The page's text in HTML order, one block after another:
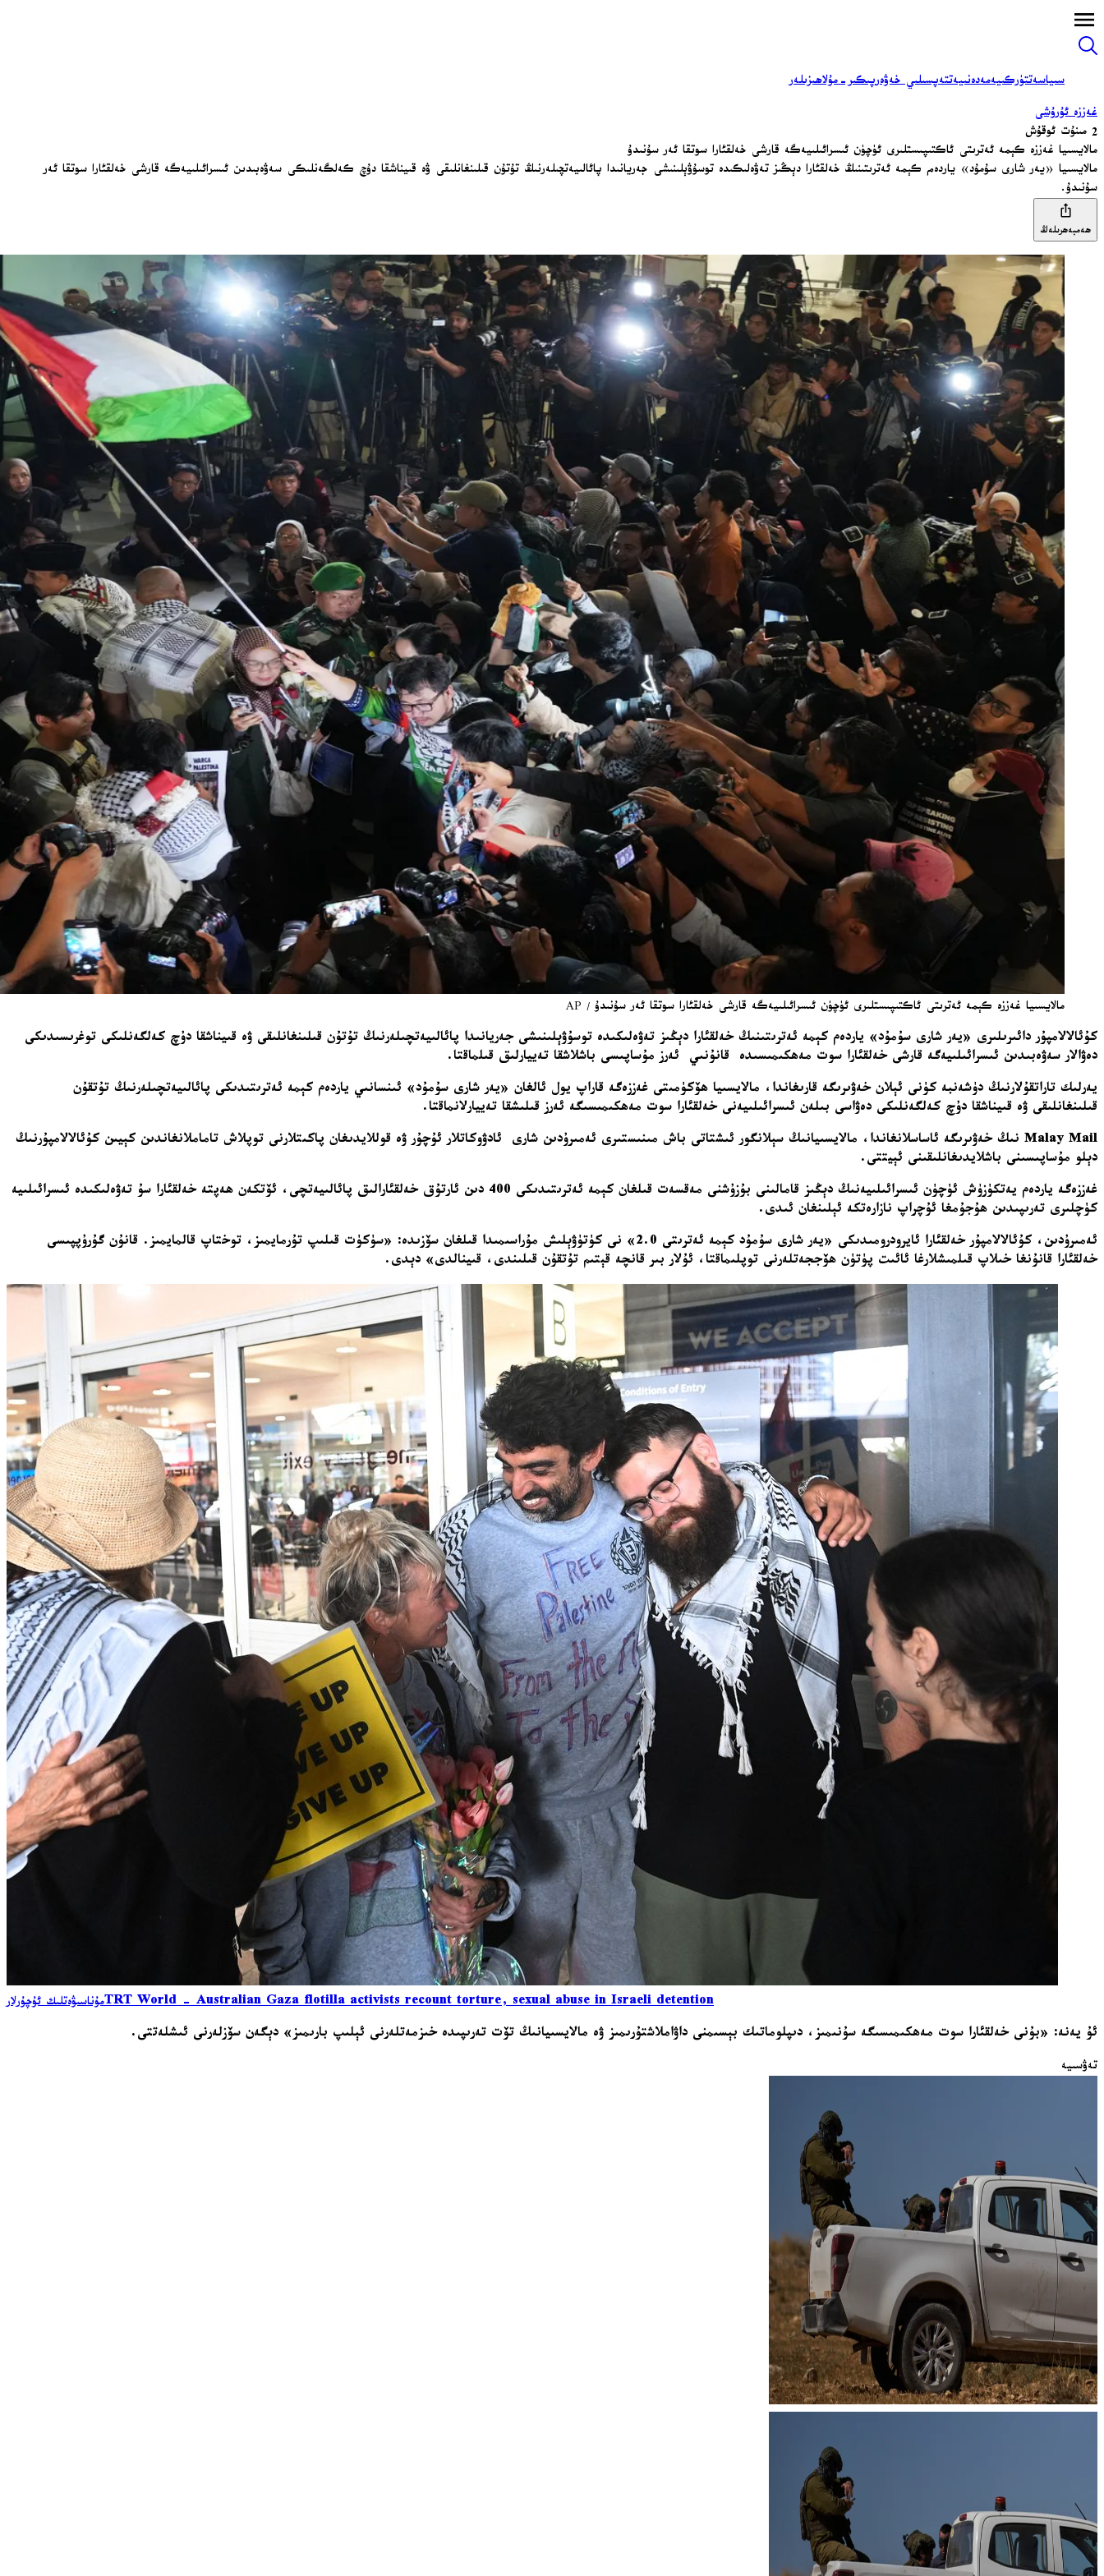
سىياسەتتۈركىيەمەدەنىيەتتەپسىلىي خەۋەرپىكىر-مۇلاھىزىلەر
غەززە ئۇرۇشى
2 مىنۇت ئوقۇش
مالايسىيا غەززە كېمە ئەترىتى ئاكتىپىستلىرى ئۈچۈن ئىسرائىلىيەگە قارشى خەلقئارا سوتقا ئەر سۇنىدۇ
مالايسىيا «يەر شارى سۇمۇد» ياردەم كېمە ئەترىتىنىڭ خەلقئارا دېڭىز تەۋەلىكىدە توسۇۋېلىنىشى جەريانىدا پائالىيەتچىلەرنىڭ تۇتۇن قىلىنغانلىقى ۋە قىيناشقا دۇچ كەلگەنلىكى سەۋەبىدىن ئىسرائىلىيەگە قارشى خەلقئارا سوتقا ئەر
سۇنىدۇ.
ھەمبەھرىلەڭ
مالايسىيا غەززە كېمە ئەترىتى ئاكتىپىستلىرى ئۈچۈن ئىسرائىلىيەگە قارشى خەلقئارا سوتقا ئەر سۇنىدۇ / AP
كۇئالالامپۇر دائىرىلىرى «يەر شارى سۇمۇد» ياردەم كېمە ئەترىتىنىڭ خەلقئارا دېڭىز تەۋەلىكىدە توسۇۋېلىنىشى جەريانىدا پائالىيەتچىلەرنىڭ تۇتۇن قىلىنغانلىقى ۋە قىيناشقا دۇچ كەلگەنلىكى توغرىسىدىكى
دەۋالار سەۋەبىدىن ئىسرائىلىيەگە قارشى خەلقئارا سوت مەھكىمىسىدە قانۇنىي ئەرز مۇساپىسى باشلاشقا تەييارلىق قىلماقتا.
يەرلىك تاراتقۇلارنىڭ دۈشەنبە كۈنى ئېلان خەۋىرىگە قارىغاندا، مالايسىيا ھۆكۈمىتى غەززەگە قاراپ يول ئالغان «يەر شارى سۇمۇد» ئىنسانىي ياردەم كېمە ئەترىتىدىكى پائالىيەتچىلەرنىڭ تۇتقۇن
قىلىنغانلىقى ۋە قىيناشقا دۇچ كەلگەنلىكى دەۋاسى بىلەن ئىسرائىلىيەنى خەلقئارا سوت مەھكىمىسىگە ئەرز قىلىشقا تەييارلانماقتا.
Malay Mail نىڭ خەۋىرىگە ئاساسلانغاندا، مالايسىيانىڭ سېلانگور ئىشتاتى باش مىنىستىرى ئەمىرۇدىن شارى ئادۋوكاتلار ئۇچۇر ۋە قوللايدىغان پاكىتلارنى توپلاش تاماملانغاندىن كېيىن كۇئالالامپۇرنىڭ
دېلو مۇساپىسىنى باشلايدىغانلىقىنى ئېيتتى.
غەززەگە ياردەم يەتكۈزۈش ئۈچۈن ئىسرائىلىيەنىڭ دېڭىز قامالىنى بۇزۇشنى مەقسەت قىلغان كېمە ئەترىتىدىكى 400 دىن ئارتۇق خەلقئارالىق پائالىيەتچى، ئۆتكەن ھەپتە خەلقئارا سۇ تەۋەلىكىدە ئىسرائىلىيە
كۈچلىرى تەرىپىدىن ھۇجۇمغا ئۇچراپ نازارەتكە ئېلىنغان ئىدى.
ئەمىرۇدىن، كۇئالالامپۇر خەلقئارا ئايرودرومىدىكى «يەر شارى سۇمۇد كېمە ئەترىتى 2.0» نى كۈتۈۋېلىش مۇراسىمىدا قىلغان سۆزىدە: «سۈكۈت قىلىپ تۇرمايمىز، توختاپ قالمايمىز. قانۇن گۇرۇپپىسى
خەلقئارا قانۇنغا خىلاپ قىلمىشلارغا ئائىت پۈتۈن ھۆججەتلەرنى توپلىماقتا، ئۇلار بىر قانچە قېتىم تۇتقۇن قىلىندى، قىينالدى» دېدى.
مۇناسىۋەتلىك ئۇچۇرلارTRT World - Australian Gaza flotilla activists recount torture, sexual abuse in Israeli detention
ئۇ يەنە: «بۇنى خەلقئارا سوت مەھكىمىسىگە سۇنىمىز، دىپلوماتىك بېسىمنى داۋاملاشتۇرىمىز ۋە مالايسىيانىڭ تۆت تەرىپىدە خىزمەتلەرنى ئېلىپ بارىمىز» دېگەن سۆزلەرنى ئىشلەتتى.
تەۋسىيە